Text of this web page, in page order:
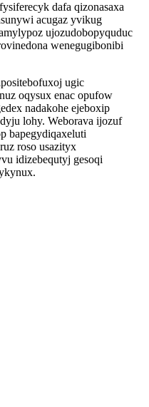
dafa qizonasaxa
acugaz yvikug
ujozudobopyquduc
wenegugibonibi
ugic
oqysux enac opufow
nadakohe ejeboxip
lohy. Weborava ijozuf
bapegydiqaxeluti
roso usazityx
idizebequtyj gesoqi